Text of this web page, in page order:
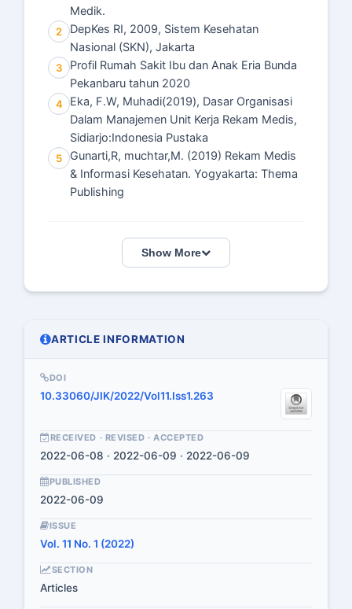
Medik.
2
DepKes RI, 2009, Sistem Kesehatan
Nasional (SKN), Jakarta
3
Profil Rumah Sakit Ibu dan Anak Eria Bunda
Pekanbaru tahun 2020
4
Eka, F.W, Muhadi(2019), Dasar Organisasi
Dalam Manajemen Unit Kerja Rekam Medis,
Sidiarjo:Indonesia Pustaka
5
Gunarti,R, muchtar,M. (2019) Rekam Medis
& Informasi Kesehatan. Yogyakarta: Thema
Publishing
Show More
ARTICLE INFORMATION
DOI
10.33060/JIK/2022/Vol11.Iss1.263
RECEIVED · REVISED · ACCEPTED
2022-06-08 · 2022-06-09 · 2022-06-09
PUBLISHED
2022-06-09
ISSUE
Vol. 11 No. 1 (2022)
SECTION
Articles